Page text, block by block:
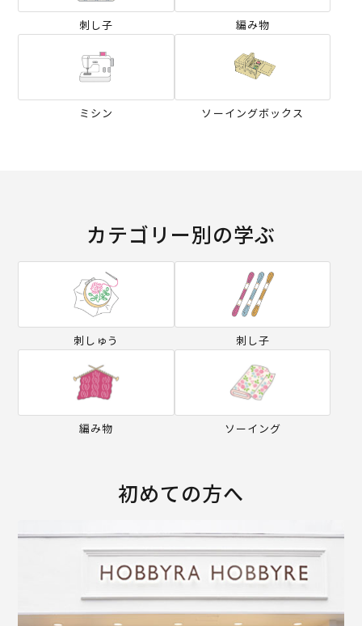
刺し子 編み物
ミシン ソーイングボックス
カテゴリー別の学ぶ
刺しゅう 刺し子
編み物 ソーイング
初めての方へ